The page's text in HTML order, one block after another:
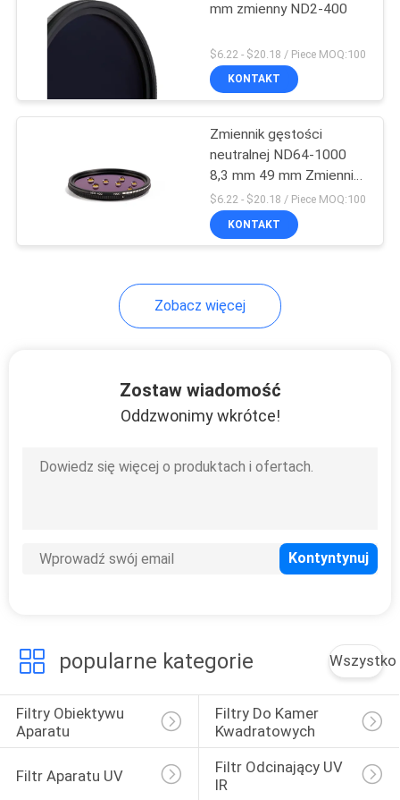
Filtr ND1000
6
Neutralny filtr nocny
Filtr soczewkowy o
Stopniowany filtr o
neutralnej gęstości
mm zmienny ND2-400
$6.22 - $20.18 / Piece MOQ:100
KONTAKT
Zmiennik gęstości
neutralnej ND64-1000
8,3 mm 49 mm Zmiennik
gęstości neutralnej ND
$6.22 - $20.18 / Piece MOQ:100
KONTAKT
Zobacz więcej
Zostaw wiadomość
Oddzwonimy wkrótce!
popularne kategorie Wszystko
Filtry Obiektywu
Aparatu
Filtry Do Kamer
Kwadratowych
Filtr Aparatu UV
Filtr Odcinający UV
IR